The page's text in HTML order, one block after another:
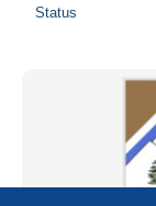
Status